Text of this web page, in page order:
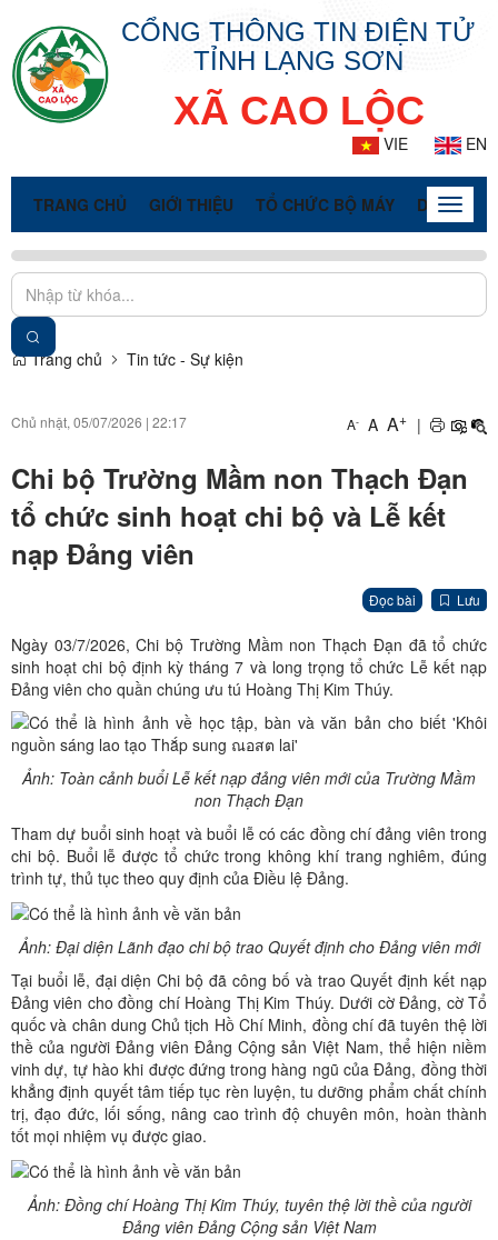
CỔNG THÔNG TIN ĐIỆN TỬ
TỈNH LẠNG SƠN
XÃ CAO LỘC
VIE EN
TRANG CHỦ GIỚI THIỆU TỔ CHỨC BỘ MÁY DOANH
Toggle
Trang chủ Tin tức - Sự kiện
Chủ nhật, 05/07/2026 | 22:17 A- A A+ |
Chi bộ Trường Mầm non Thạch Đạn
tổ chức sinh hoạt chi bộ và Lễ kết
nạp Đảng viên
Đọc bài Lưu
Ngày 03/7/2026, Chi bộ Trường Mầm non Thạch Đạn đã tổ chức
sinh hoạt chi bộ định kỳ tháng 7 và long trọng tổ chức Lễ kết nạp
Đảng viên cho quần chúng ưu tú Hoàng Thị Kim Thúy.
Ảnh: Toàn cảnh buổi Lễ kết nạp đảng viên mới của Trường Mầm
non Thạch Đạn
Tham dự buổi sinh hoạt và buổi lễ có các đồng chí đảng viên trong
chi bộ. Buổi lễ được tổ chức trong không khí trang nghiêm, đúng
trình tự, thủ tục theo quy định của Điều lệ Đảng.
Ảnh: Đại diện Lãnh đạo chi bộ trao Quyết định cho Đảng viên mới
Tại buổi lễ, đại diện Chi bộ đã công bố và trao Quyết định kết nạp
Đảng viên cho đồng chí Hoàng Thị Kim Thúy. Dưới cờ Đảng, cờ Tổ
quốc và chân dung Chủ tịch Hồ Chí Minh, đồng chí đã tuyên thệ lời
thề của người Đảng viên Đảng Cộng sản Việt Nam, thể hiện niềm
vinh dự, tự hào khi được đứng trong hàng ngũ của Đảng, đồng thời
khẳng định quyết tâm tiếp tục rèn luyện, tu dưỡng phẩm chất chính
trị, đạo đức, lối sống, nâng cao trình độ chuyên môn, hoàn thành
tốt mọi nhiệm vụ được giao.
Ảnh: Đồng chí Hoàng Thị Kim Thúy, tuyên thệ lời thề của người
Đảng viên Đảng Cộng sản Việt Nam